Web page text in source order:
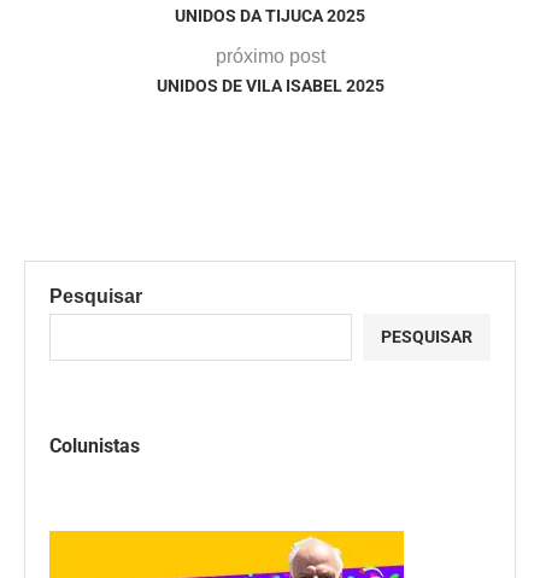
UNIDOS DA TIJUCA 2025
próximo post
UNIDOS DE VILA ISABEL 2025
Pesquisar
PESQUISAR
Colunistas